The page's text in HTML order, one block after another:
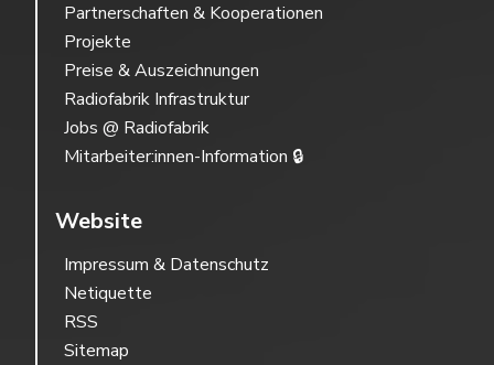
Partnerschaften & Kooperationen
Projekte
Preise & Auszeichnungen
Radiofabrik Infrastruktur
Jobs @ Radiofabrik
Mitarbeiter:innen-Information 🔒
Website
Impressum & Datenschutz
Netiquette
RSS
Sitemap